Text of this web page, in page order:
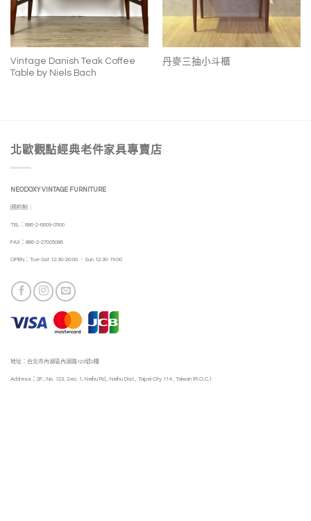
Vintage Danish Teak Coffee
Table by Niels Bach
丹麥三抽小斗櫃
北歐觀點經典老件家具專賣店
NEODOXY VINTAGE FURNITURE
|預約制｜
TEL：886-2-6609-0500
FAX：886-2-27005086
OPEN：Tue-Sat 12:30-20:00 ．Sun 12:30-19:00
地址：台北市內湖區內湖路123號2樓
Address：2F., No. 123, Sec. 1, Neihu Rd., Neihu Dist., Taipei City 114 , Taiwan (R.O.C.)